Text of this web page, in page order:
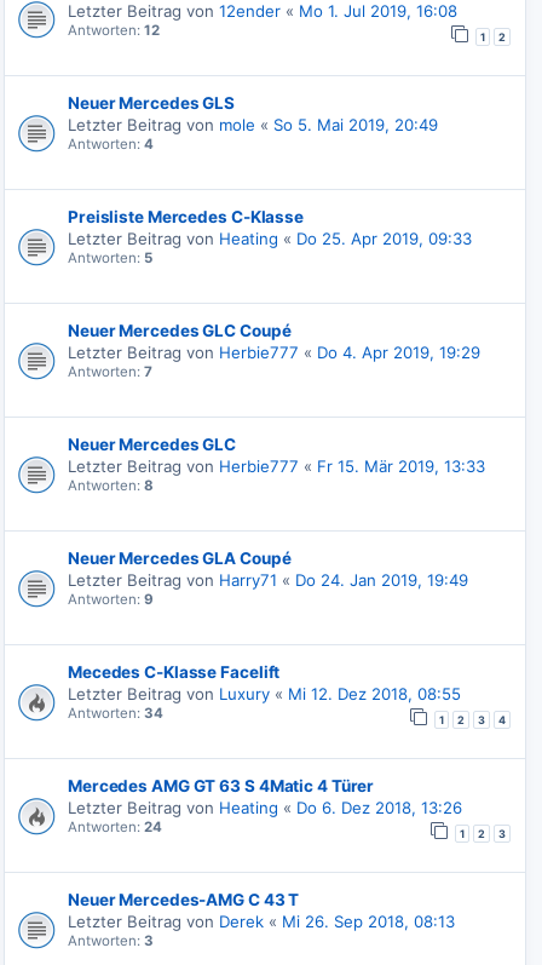
Letzter Beitrag von 12ender « Mo 1. Jul 2019, 16:08
Antworten: 12 1 2
Neuer Mercedes GLS
Letzter Beitrag von mole « So 5. Mai 2019, 20:49
Antworten: 4
Preisliste Mercedes C-Klasse
Letzter Beitrag von Heating « Do 25. Apr 2019, 09:33
Antworten: 5
Neuer Mercedes GLC Coupé
Letzter Beitrag von Herbie777 « Do 4. Apr 2019, 19:29
Antworten: 7
Neuer Mercedes GLC
Letzter Beitrag von Herbie777 « Fr 15. Mär 2019, 13:33
Antworten: 8
Neuer Mercedes GLA Coupé
Letzter Beitrag von Harry71 « Do 24. Jan 2019, 19:49
Antworten: 9
Mecedes C-Klasse Facelift
Letzter Beitrag von Luxury « Mi 12. Dez 2018, 08:55
Antworten: 34 1 2 3 4
Mercedes AMG GT 63 S 4Matic 4 Türer
Letzter Beitrag von Heating « Do 6. Dez 2018, 13:26
Antworten: 24 1 2 3
Neuer Mercedes-AMG C 43 T
Letzter Beitrag von Derek « Mi 26. Sep 2018, 08:13
Antworten: 3